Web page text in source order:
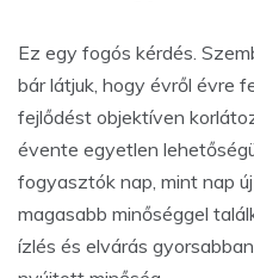
Ez egy fogós kérdés.
bár látjuk, hogy évről évre
fejlődést objektíven
évente egyetlen
fogyasztók nap, mint nap
magasabb minőséggel
ízlés és elvárás